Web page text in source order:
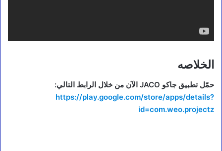
الخلاصه
حمّل تطبيق جاكو JACO الآن من خلال الرابط التالي:
https://play.google.com/store/apps/details?
id=com.weo.projectz